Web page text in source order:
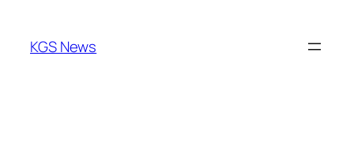
springen
KGS News